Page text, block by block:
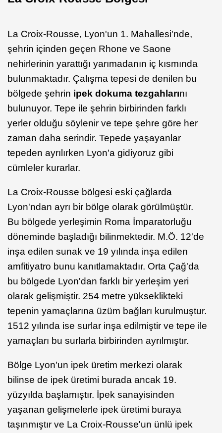
La Croix-Rousse, Lyon'un 1. Mahallesi'nde,
şehrin içinden geçen Rhone ve Saone
nehirlerinin yarattığı yarımadanın iç kısmında
bulunmaktadır. Çalışma tepesi de denilen bu
bölgede şehrin ipek dokuma tezgahlarını
bulunuyor. Tepe ile şehrin birbirinden farklı
yerler olduğu söylenir ve tepe şehre göre her
zaman daha serindir. Tepede yaşayanlar
tepeden ayrılırken Lyon'a gidiyoruz gibi
cümleler kurarlar.
La Croix-Rousse bölgesi eski çağlarda
Lyon'ndan ayrı bir bölge olarak görülmüştür.
Bu bölgede yerleşimin Roma İmparatorluğu
döneminde başladığı bilinmektedir. M.Ö. 12'de
inşa edilen sunak ve 19 yılında inşa edilen
amfitiyatro bunu kanıtlamaktadır. Orta Çağ'da
bu bölgede Lyon'dan farklı bir yerleşim yeri
olarak gelişmiştir. 254 metre yükseklikteki
tepenin yamaçlarına üzüm bağları kurulmuştur.
1512 yılında ise surlar inşa edilmiştir ve tepe ile
yamaçları bu surlarla birbirinden ayrılmıştır.
Bölge Lyon'un ipek üretim merkezi olarak
bilinse de ipek üretimi burada ancak 19.
yüzyılda başlamıştır. İpek sanayisinden
yaşanan gelişmelerle ipek üretimi buraya
taşınmıştır ve La Croix-Rousse'un ünlü ipek